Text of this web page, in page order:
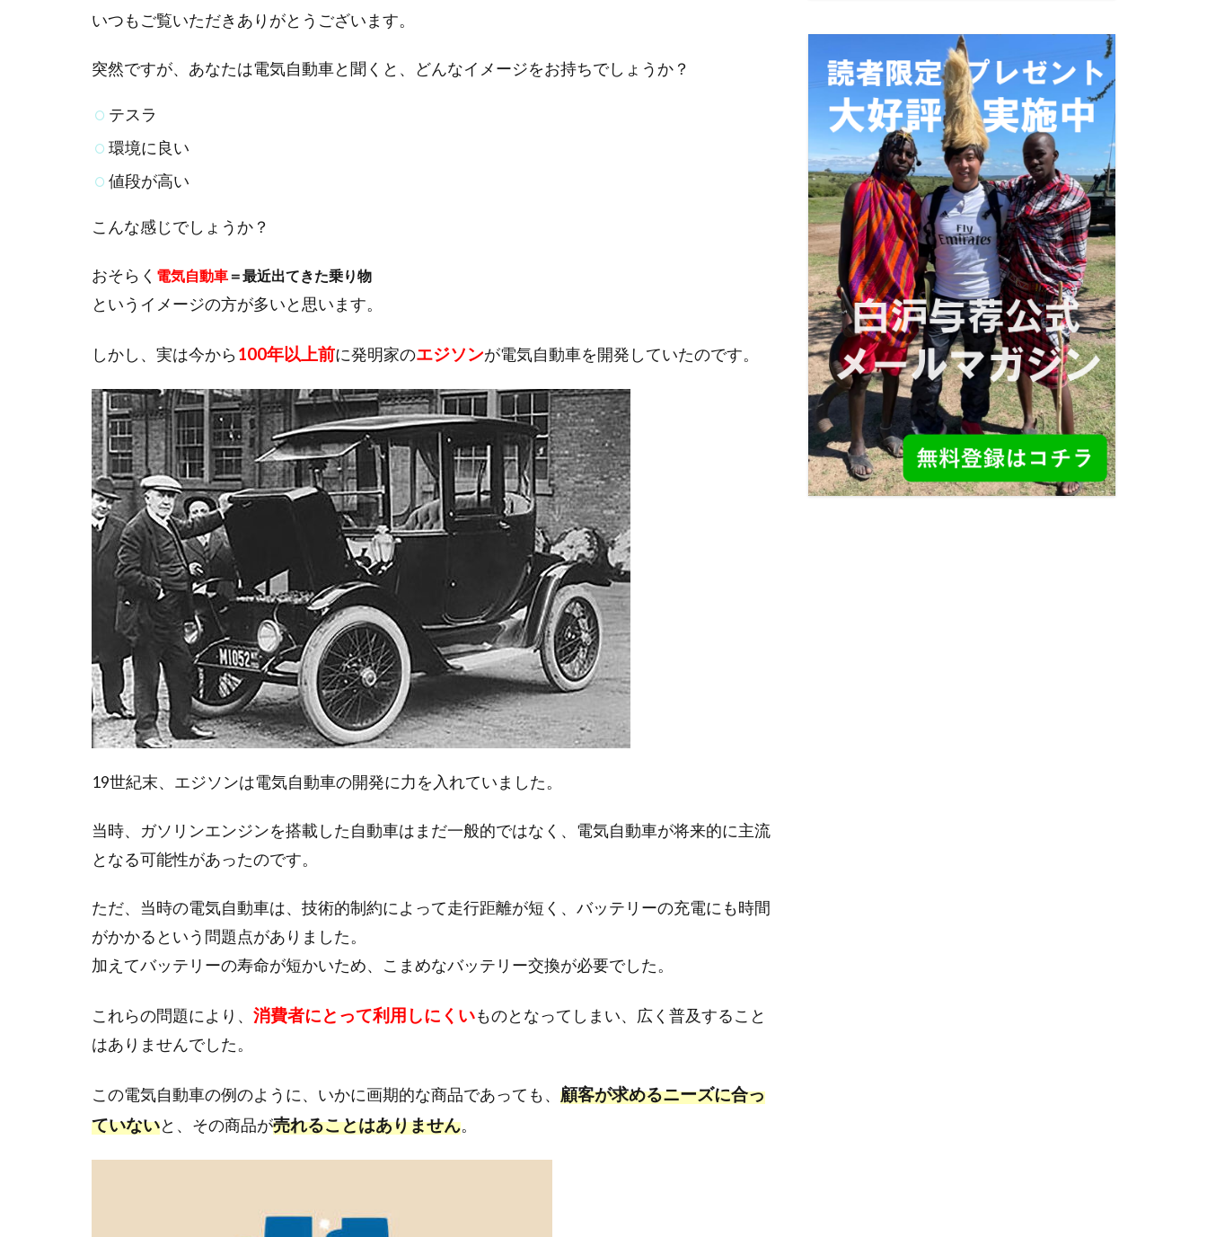
いつもご覧いただきありがとうございます。
突然ですが、あなたは電気自動車と聞くと、どんなイメージをお持ちでしょうか？
テスラ
環境に良い
値段が高い
こんな感じでしょうか？
おそらく 電気自動車＝最近出てきた乗り物
というイメージの方が多いと思います。
しかし、実は今から 100年以上前に発明家のエジソンが電気自動車を開発していたのです。
19世紀末、エジソンは電気自動車の開発に力を入れていました。
当時、ガソリンエンジンを搭載した自動車はまだ一般的ではなく、電気自動車が将来的に主流
となる可能性があったのです。
ただ、当時の電気自動車は、技術的制約によって走行距離が短く、バッテリーの充電にも時間
がかかるという問題点がありました。
加えてバッテリーの寿命が短かいため、こまめなバッテリー交換が必要でした。
これらの問題により、 消費者にとって利用しにくいものとなってしまい、広く普及すること
はありませんでした。
この電気自動車の例のように、いかに画期的な商品であっても、 顧客が求めるニーズに合っ
ていないと、その商品が売れることはありません。